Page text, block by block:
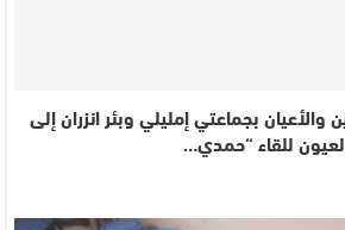
بجماعتي إمليلي وبئر انزران إلى
للقاء “حمدي…